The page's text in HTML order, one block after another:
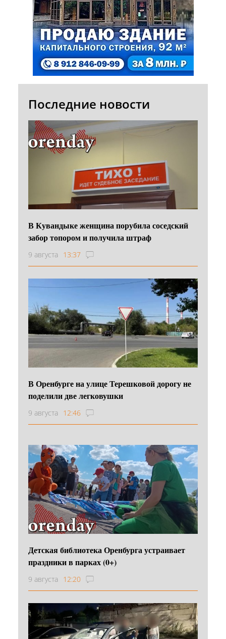
Последние новости
В Кувандыке женщина порубила соседский
забор топором и получила штраф
9 августа 13:37
В Оренбурге на улице Терешковой дорогу не
поделили две легковушки
9 августа 12:46
Детская библиотека Оренбурга устраивает
праздники в парках (0+)
9 августа 12:20